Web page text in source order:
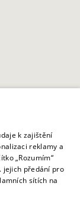
k zajištění
reklamy a
„Rozumím“
jejich předání pro
sítích na